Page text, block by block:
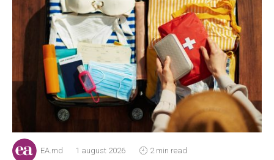
EA.md 1 august 2026 2 min read